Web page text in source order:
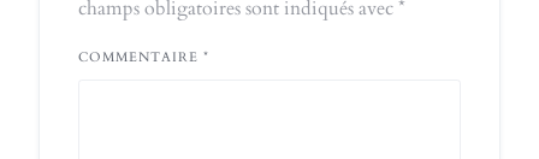
champs obligatoires sont indiqués avec*
COMMENTAIRE *